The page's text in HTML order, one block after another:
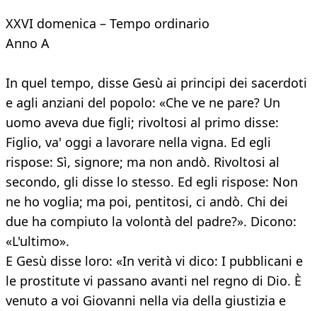
XXVI domenica – Tempo ordinario
Anno A
In quel tempo, disse Gesù ai principi dei sacerdoti
e agli anziani del popolo: «Che ve ne pare? Un
uomo aveva due figli; rivoltosi al primo disse:
Figlio, va' oggi a lavorare nella vigna. Ed egli
rispose: Sì, signore; ma non andò. Rivoltosi al
secondo, gli disse lo stesso. Ed egli rispose: Non
ne ho voglia; ma poi, pentitosi, ci andò. Chi dei
due ha compiuto la volontà del padre?». Dicono:
«L'ultimo».
E Gesù disse loro: «In verità vi dico: I pubblicani e
le prostitute vi passano avanti nel regno di Dio. È
venuto a voi Giovanni nella via della giustizia e